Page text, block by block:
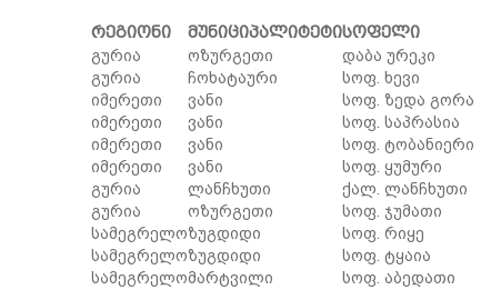
რეგიონი მუნიციპალიტეტისოფელი
გურია ოზურგეთი დაბა ურეკი
გურია
ჩოხატაური სოფ. ხევი
იმერეთი
ვანი სოფ. ზედა გორა
იმერეთი
ვანი სოფ. საპრასია
იმერეთი
ვანი სოფ. ტობანიერი
იმერეთი
ვანი სოფ. ყუმური
გურია
ლანჩხუთი ქალ. ლანჩხუთი
გურია
ოზურგეთი სოფ. ჯუმათი
სამეგრელოზუგდიდი სოფ. რიყე
სამეგრელოზუგდიდი სოფ. ტყაია
სამეგრელომარტვილი სოფ. აბედათი